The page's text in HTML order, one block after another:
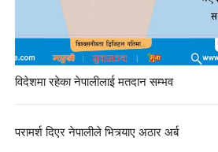
विदेशमा रहेका नेपालीलाई मतदान सम्भव
परामर्श दिएर नेपालीले भित्र्याए अठार अर्ब